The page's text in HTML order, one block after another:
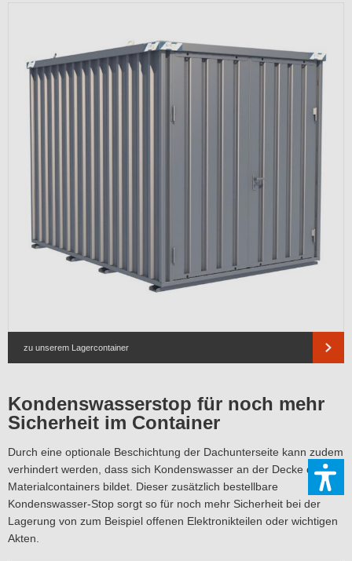
zu unserem Lagercontainer
Kondenswasserstop für noch mehr
Sicherheit im Container
Durch eine optionale Beschichtung der Dachunterseite kann zudem
verhindert werden, dass sich Kondenswasser an der Decke des
Materialcontainers bildet. Dieser zusätzlich bestellbare
Kondenswasser-Stop sorgt so für noch mehr Sicherheit bei der
Lagerung von zum Beispiel offenen Elektronikteilen oder wichtigen
Akten.